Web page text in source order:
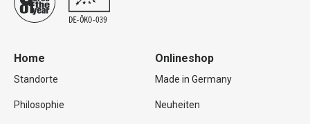
Home
Standorte
Philosophie
Onlineshop
Made in Germany
Neuheiten